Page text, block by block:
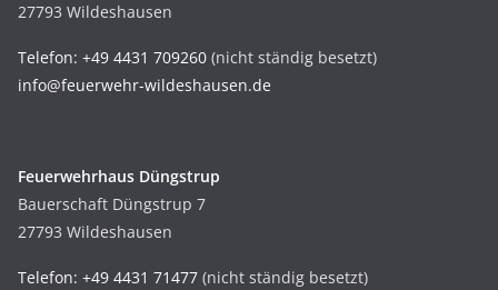
27793 Wildeshausen
Telefon: +49 4431 709260 (nicht ständig besetzt)
info@feuerwehr-wildeshausen.de
Feuerwehrhaus Düngstrup
Bauerschaft Düngstrup 7
27793 Wildeshausen
Telefon: +49 4431 71477 (nicht ständig besetzt)